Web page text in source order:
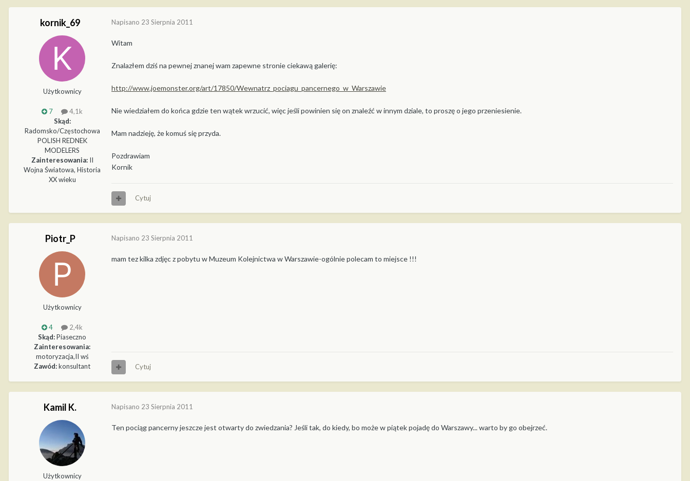
kornik_69
Użytkownicy
7
4,1k
Skąd:
Radomsko/Częstochowa
POLISH REDNEK
MODELERS
Zainteresowania:II
Wojna Światowa, Historia
XX wieku
Napisano 23 Sierpnia 2011
Witam
Znalazłem dziś na pewnej znanej wam zapewne stronie ciekawą galerię:
http://www.joemonster.org/art/17850/Wewnatrz_pociagu_pancernego_w_Warszawie
Nie wiedziałem do końca gdzie ten wątek wrzucić, więc jeśli powinien się on znaleźć w innym dziale, to proszę o jego przeniesienie.
Mam nadzieję, że komuś się przyda.
Pozdrawiam
Kornik
Cytuj
Piotr_P
Użytkownicy
4
2,4k
Skąd:Piaseczno
Zainteresowania:
motoryzacja,II wś
Zawód:konsultant
Napisano 23 Sierpnia 2011
mam tez kilka zdjęc z pobytu w Muzeum Kolejnictwa w Warszawie-ogólnie polecam to miejsce !!!
Cytuj
Kamil K.
Użytkownicy
Napisano 23 Sierpnia 2011
Ten pociąg pancerny jeszcze jest otwarty do zwiedzania? Jeśli tak, do kiedy, bo może w piątek pojadę do Warszawy... warto by go obejrzeć.